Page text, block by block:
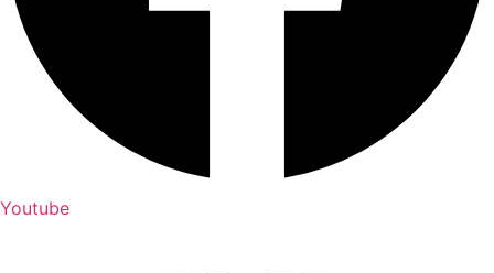
Youtube